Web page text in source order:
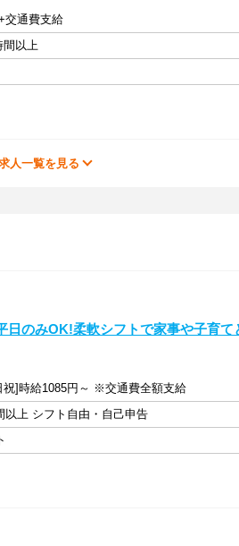
交通費支給
間以上
人一覧を見る
日のみOK!柔軟シフトで家事や子育
祝]時給1085円～ ※交通費全額支給
以上 シフト自由・自己申告